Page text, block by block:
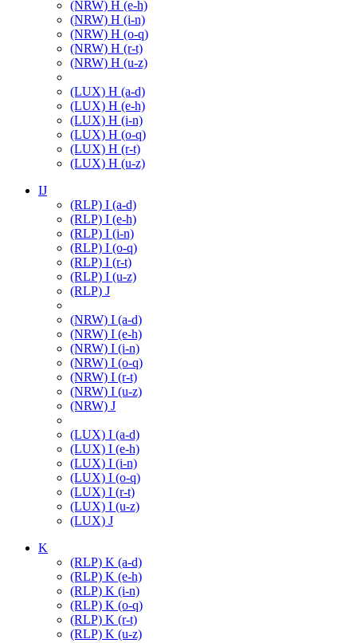
(NRW) H (e-h)
(NRW) H (i-n)
(NRW) H (o-q)
(NRW) H (r-t)
(NRW) H (u-z)
(LUX) H (a-d)
(LUX) H (e-h)
(LUX) H (i-n)
(LUX) H (o-q)
(LUX) H (r-t)
(LUX) H (u-z)
IJ
(RLP) I (a-d)
(RLP) I (e-h)
(RLP) I (i-n)
(RLP) I (o-q)
(RLP) I (r-t)
(RLP) I (u-z)
(RLP) J
(NRW) I (a-d)
(NRW) I (e-h)
(NRW) I (i-n)
(NRW) I (o-q)
(NRW) I (r-t)
(NRW) I (u-z)
(NRW) J
(LUX) I (a-d)
(LUX) I (e-h)
(LUX) I (i-n)
(LUX) I (o-q)
(LUX) I (r-t)
(LUX) I (u-z)
(LUX) J
K
(RLP) K (a-d)
(RLP) K (e-h)
(RLP) K (i-n)
(RLP) K (o-q)
(RLP) K (r-t)
(RLP) K (u-z)